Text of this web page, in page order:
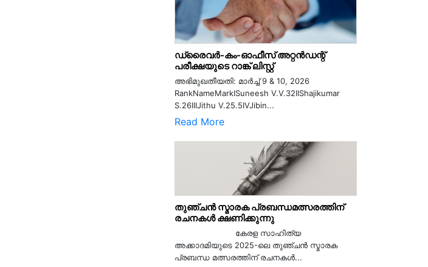
ഡ്രൈവർ-കം-ഓഫീസ് അറ്റൻഡന്റ്
പരീക്ഷയുടെ റാങ്ക് ലിസ്റ്റ്
അഭിമുഖതീയതി: മാർച്ച് 9 & 10, 2026
RankNameMarkISuneesh V.V.32IIShajikumar
S.26IIIJithu V.25.5IVJibin...
Read More
തുഞ്ചൻ സ്മാരക പ്രബന്ധമത്സരത്തിന്
രചനകൾ ക്ഷണിക്കുന്നു
കേരള സാഹിത്യ
അക്കാദമിയുടെ 2025-ലെ തുഞ്ചൻ സ്മാരക
പ്രബന്ധ മത്സരത്തിന് രചനകൾ...